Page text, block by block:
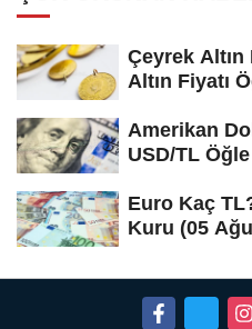
Çeyrek
Altın Fiyatı
Amerikan
USD/TL
Euro Kaç
Kuru (05